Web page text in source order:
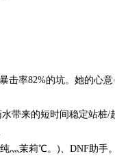
率82%的坑。她的心
带来的短时间稳定站桩/
灬茉莉℃。)、DNF助手。